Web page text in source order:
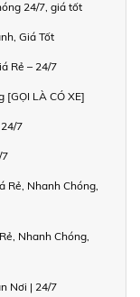
24/7, giá tốt
Giá Tốt
Rẻ – 24/7
[GỌI LÀ CÓ XE]
7
7
Rẻ, Nhanh Chóng,
Nhanh Chóng,
Nơi | 24/7